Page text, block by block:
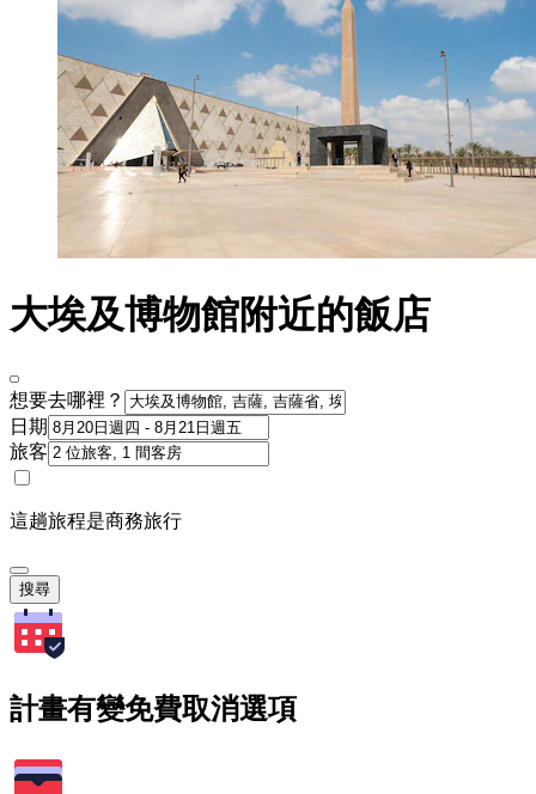
大埃及博物館附近的飯店
想要去哪裡？
日期
旅客
這趟旅程是商務旅行
搜尋
計畫有變免費取消選項